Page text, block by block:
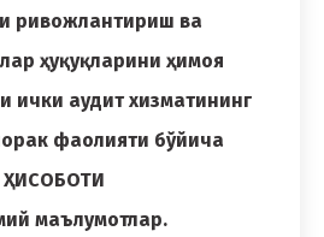
ривожлантириш ва
ҳуқуқларини ҳимоя
ички аудит хизматининг
фаолияти бўйича
ҲИСОБОТИ
маълумотлар.